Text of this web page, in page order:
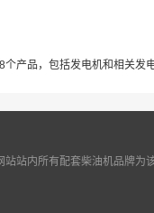
产品，包括发电机和相关发
站站内所有配套柴油机品牌